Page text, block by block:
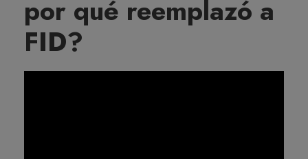
por qué reemplazó a
FID?